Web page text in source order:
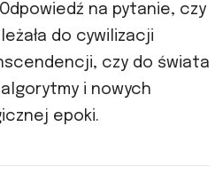
na pytanie, czy
do cywilizacji
czy do świata
i nowych
epoki.